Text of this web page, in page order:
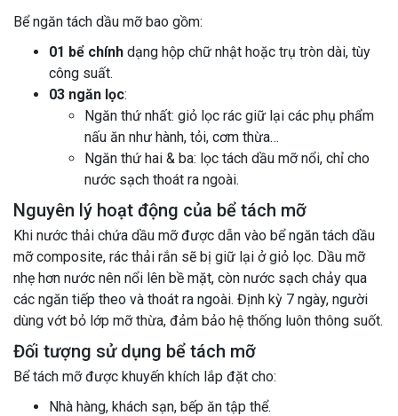
Bể ngăn tách dầu mỡ bao gồm:
01 bể chính dạng hộp chữ nhật hoặc trụ tròn dài, tùy
công suất.
03 ngăn lọc:
Ngăn thứ nhất: giỏ lọc rác giữ lại các phụ phẩm
nấu ăn như hành, tỏi, cơm thừa…
Ngăn thứ hai & ba: lọc tách dầu mỡ nổi, chỉ cho
nước sạch thoát ra ngoài.
Nguyên lý hoạt động của bể tách mỡ
Khi nước thải chứa dầu mỡ được dẫn vào bể ngăn tách dầu
mỡ composite, rác thải rắn sẽ bị giữ lại ở giỏ lọc. Dầu mỡ
nhẹ hơn nước nên nổi lên bề mặt, còn nước sạch chảy qua
các ngăn tiếp theo và thoát ra ngoài. Định kỳ 7 ngày, người
dùng vớt bỏ lớp mỡ thừa, đảm bảo hệ thống luôn thông suốt.
Đối tượng sử dụng bể tách mỡ
Bể tách mỡ được khuyến khích lắp đặt cho:
Nhà hàng, khách sạn, bếp ăn tập thể.